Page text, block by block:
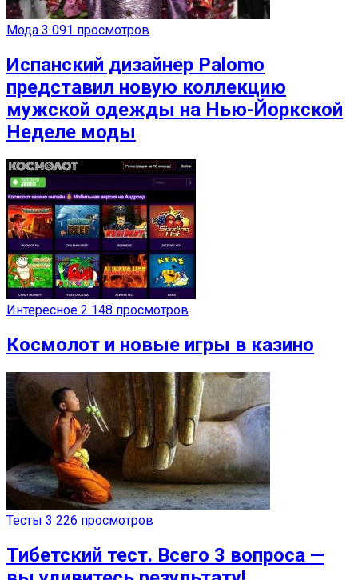
Мода 3 091 просмотров
Испанский дизайнер Palomo
представил новую коллекцию
мужской одежды на Нью-Йоркской
Неделе моды
Интересное 2 148 просмотров
Космолот и новые игры в казино
Тесты 3 226 просмотров
Тибетский тест. Всего 3 вопроса —